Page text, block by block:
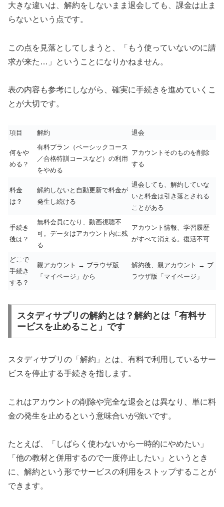
大きな違いは、解約をしないまま退会しても、課金は止ま
らないという点です。
この点を見落としてしまうと、「もう使っていないのに請
求が来た…」ということになりかねません。
表の内容も参考にしながら、確実に手続きを進めていくこ
とが大切です。
項目 解約 退会
何をや
める？
有料プラン（ベーシックコース
／合格特訓コースなど）の利用
をやめる
アカウントそのものを削除
する
料金
は？
解約しないと自動更新で料金が
発生し続ける
退会しても、解約していな
いと料金は引き落とされる
ことがある
手続き
後は？
無料会員になり、動画視聴不
可。データはアカウント内に残
る
アカウント情報、学習履歴
がすべて消える。復活不可
どこで
手続き
する？
親アカウント → ブラウザ版
「マイページ」から
解約後、親アカウント → ブ
ラウザ版「マイページ」
スタディサプリの解約とは？解約とは「有料サ
ービスを止めること」です
スタディサプリの「解約」とは、有料で利用しているサー
ビスを停止する手続きを指します。
これはアカウントの削除や完全な退会とは異なり、単に料
金の発生を止めるという意味合いが強いです。
たとえば、「しばらく使わないから一時的にやめたい」
「他の教材と併用するので一度停止したい」というとき
に、解約という形でサービスの利用をストップすることが
できます。